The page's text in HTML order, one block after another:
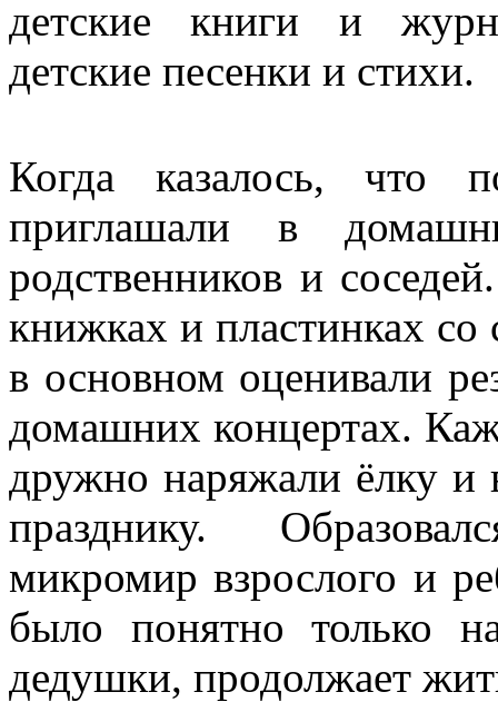
детские книги и
детские песенки и стихи.
Когда казалось, что
приглашали в
родственников и
книжках и пластинках
в основном оценивали
домашних концертах.
дружно наряжали ёлку и
празднику.
микромир взрослого и
было понятно только
дедушки, продолжает